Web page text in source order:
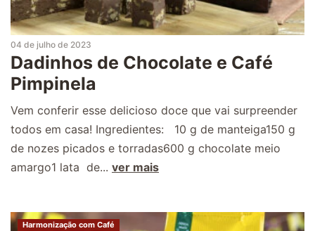
04 de julho de 2023
Dadinhos de Chocolate e Café
Pimpinela
Vem conferir esse delicioso doce que vai surpreender
todos em casa! Ingredientes: 10 g de manteiga150 g
de nozes picados e torradas600 g chocolate meio
amargo1 lata de... ver mais
Harmonização com Café